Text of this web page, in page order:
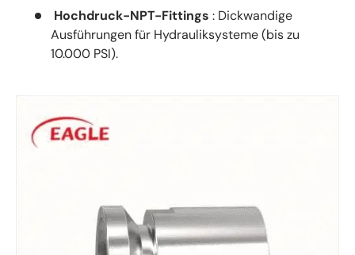
Hochdruck-NPT-Fittings : Dickwandige
Ausführungen für Hydrauliksysteme (bis zu
10.000 PSI).